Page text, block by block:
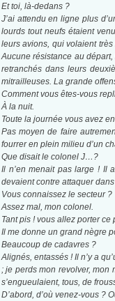
Et toi, là-dedans ?
J’ai attendu en ligne plus
lourds tout neufs étaient
leurs avions, qui volaient
Aucune résistance au
retranchés dans leurs
mitrailleuses. La grande
Comment vous êtes-vous
À la nuit.
Toute la journée vous avez
Pas moyen de faire
fourrer en plein milieu d’un
Que disait le colonel J…?
Il n’en menait pas large ! Il
devaient contre attaquer
Vous connaissez le secteur ?
Assez mal, mon colonel.
Tant ­pis ! vous allez porter ce
Il me donne un grand nègre
Beaucoup de cadavres ?
Alignés, entassés ! Il n’y a
; je perds mon revolver, mon
s’engueulaient, tous, de
D’abord, d’où venez-vous ?